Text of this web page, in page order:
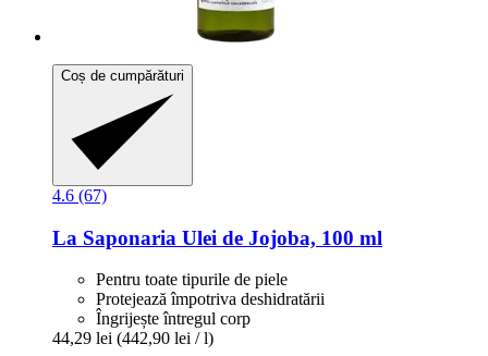
Coș de cumpărături
4.6 (67)
La Saponaria Ulei de Jojoba, 100 ml
Pentru toate tipurile de piele
Protejează împotriva deshidratării
Îngrijește întregul corp
44,29 lei (442,90 lei / l)